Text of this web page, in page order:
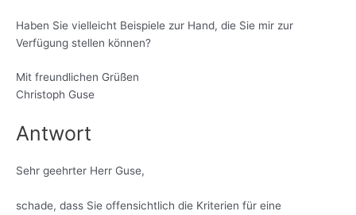
Haben Sie vielleicht Beispiele zur Hand, die Sie mir zur
Verfügung stellen können?
Mit freundlichen Grüßen
Christoph Guse
Antwort
Sehr geehrter Herr Guse,
schade, dass Sie offensichtlich die Kriterien für eine